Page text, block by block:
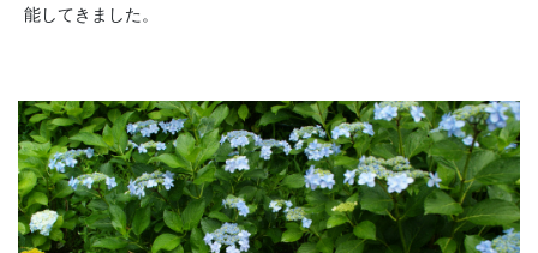
能してきました。